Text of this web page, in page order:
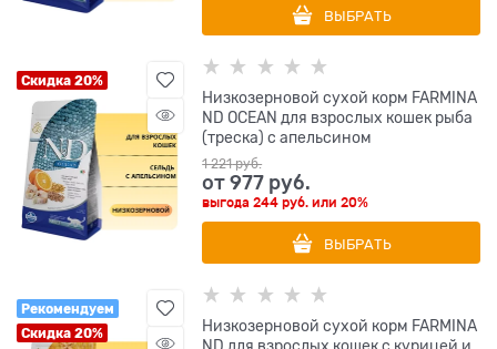
ВЫБРАТЬ
Скидка 20%
Низкозерновой cухой корм FARMINA
ND OCEAN для взрослых кошек рыба
(треска) с апельсином
1 221 руб.
от977 руб.
выгода244 руб. или20%
ВЫБРАТЬ
Рекомендуем
Скидка 20%
Низкозерновой cухой корм FARMINA